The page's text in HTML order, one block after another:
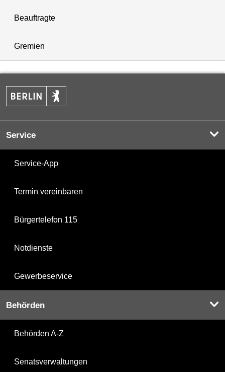
Beauftragte
Gremien
Service
Service-App
Termin vereinbaren
Bürgertelefon 115
Notdienste
Gewerbeservice
Behörden
Behörden A-Z
Senatsverwaltungen